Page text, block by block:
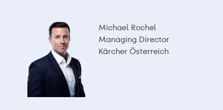
Michael Rochel
Managing Director
Kärcher Österreich